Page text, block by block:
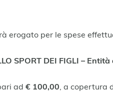
erogato per le spese
SPORT DEI FIGLI –
ad € 100,00, a copertura